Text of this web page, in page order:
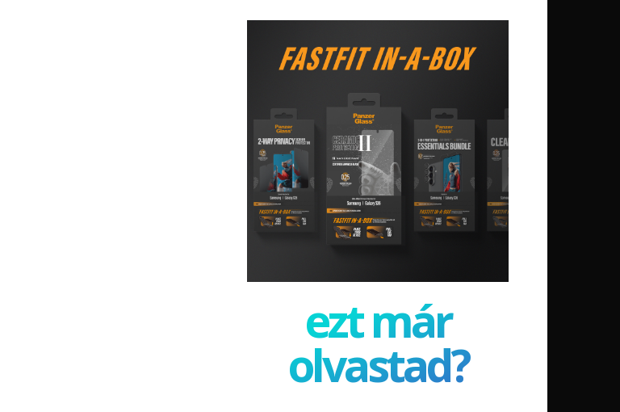
ezt már
olvastad?